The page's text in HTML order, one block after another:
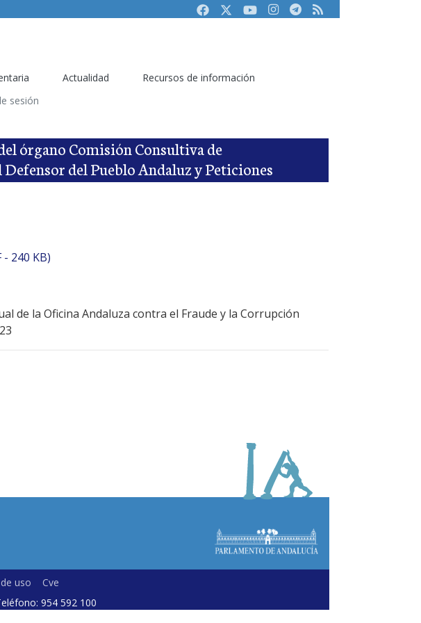
FacebookTwitterYoutubeInstagram
Telegram
RSS
Actualidad
Recursos de información
sesión
órgano Comisión Consultiva de
del Pueblo Andaluz y Peticiones
- 240 KB)
de la Oficina Andaluza contra el Fraude y la Corrupción
uso
Cve
954 592 100